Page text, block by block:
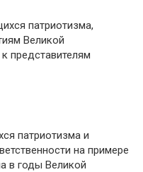
патриотизма,
Великой
представителям
патриотизма и
на примере
в годы Великой